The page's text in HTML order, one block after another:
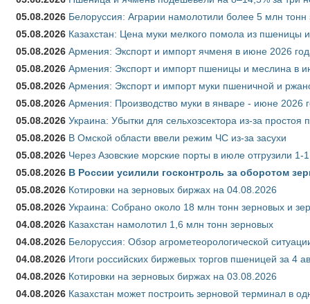
05.08.2026 Белоруссия: Аграрии намолотили более 5 млн тонн
05.08.2026 Казахстан: Цена муки мелкого помола из пшеницы
05.08.2026 Армения: Экспорт и импорт ячменя в июне 2026
05.08.2026 Армения: Экспорт и импорт пшеницы и меслина в
05.08.2026 Армения: Экспорт и импорт муки пшеничной и
05.08.2026 Армения: Производство муки в январе - июне 2026
05.08.2026 Украина: Убытки для сельхозсектора из-за простоя
05.08.2026 В Омской области ввели режим ЧС из-за засухи
05.08.2026 Через Азовские морские порты в июле отгрузили
05.08.2026 В России усилили госконтроль за оборотом
05.08.2026 Котировки на зерновых биржах на 04.08.2026
05.08.2026 Украина: Собрано около 18 млн тонн зерновых и
04.08.2026 Казахстан намолотил 1,6 млн тонн зерновых
04.08.2026 Белоруссия: Обзор агрометеорологической
04.08.2026 Итоги российских биржевых торгов пшеницей за 4
04.08.2026 Котировки на зерновых биржах на 03.08.2026
04.08.2026 Казахстан может построить зерновой терминал в